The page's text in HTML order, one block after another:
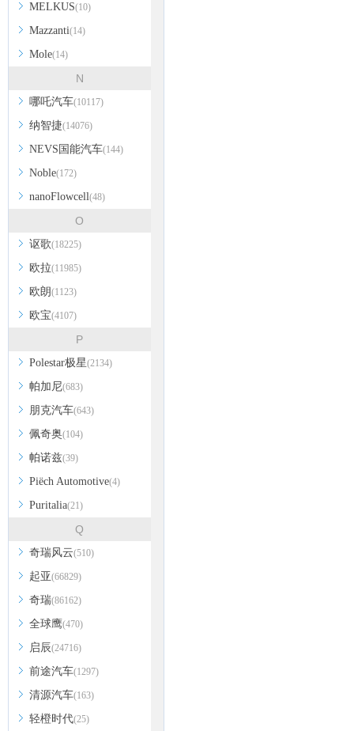
MELKUS(10)
Mazzanti(14)
Mole(14)
N
哪吒汽车(10117)
纳智捷(14076)
NEVS国能汽车(144)
Noble(172)
nanoFlowcell(48)
O
讴歌(18225)
欧拉(11985)
欧朗(1123)
欧宝(4107)
P
Polestar极星(2134)
帕加尼(683)
朋克汽车(643)
佩奇奥(104)
帕诺兹(39)
Piëch Automotive(4)
Puritalia(21)
Q
奇瑞风云(510)
起亚(66829)
奇瑞(86162)
全球鹰(470)
启辰(24716)
前途汽车(1297)
清源汽车(163)
轻橙时代(25)